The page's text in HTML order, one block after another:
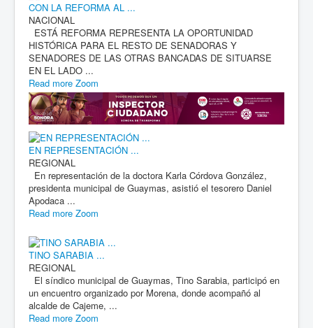
CON LA REFORMA AL ...
NACIONAL
ESTÁ REFORMA REPRESENTA LA OPORTUNIDAD
HISTÓRICA PARA EL RESTO DE SENADORAS Y
SENADORES DE LAS OTRAS BANCADAS DE SITUARSE
EN EL LADO ...
Read more Zoom
EN REPRESENTACIÓN ...
REGIONAL
En representación de la doctora Karla Córdova González,
presidenta municipal de Guaymas, asistió el tesorero Daniel
Apodaca ...
Read more Zoom
TINO SARABIA ...
REGIONAL
El síndico municipal de Guaymas, Tino Sarabia, participó en
un encuentro organizado por Morena, donde acompañó al
alcalde de Cajeme, ...
Read more Zoom